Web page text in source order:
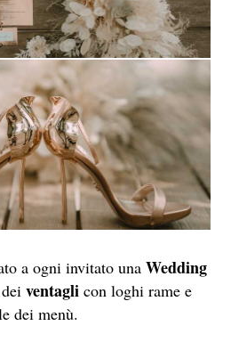
a ogni invitato una Wedding
ventagli con loghi rame e
dei menù.